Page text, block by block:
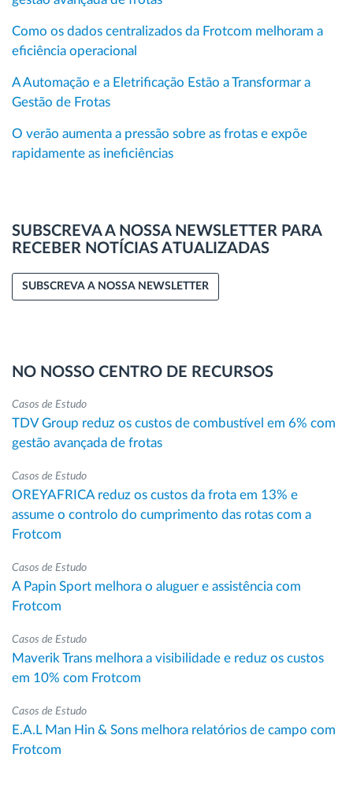
Como os dados centralizados da Frotcom melhoram a
eficiência operacional
A Automação e a Eletrificação Estão a Transformar a
Gestão de Frotas
O verão aumenta a pressão sobre as frotas e expõe
rapidamente as ineficiências
SUBSCREVA A NOSSA NEWSLETTER PARA
RECEBER NOTÍCIAS ATUALIZADAS
SUBSCREVA A NOSSA NEWSLETTER
NO NOSSO CENTRO DE RECURSOS
Casos de Estudo
TDV Group reduz os custos de combustível em 6% com
gestão avançada de frotas
Casos de Estudo
OREYAFRICA reduz os custos da frota em 13% e
assume o controlo do cumprimento das rotas com a
Frotcom
Casos de Estudo
A Papin Sport melhora o aluguer e assistência com
Frotcom
Casos de Estudo
Maverik Trans melhora a visibilidade e reduz os custos
em 10% com Frotcom
Casos de Estudo
E.A.L Man Hin & Sons melhora relatórios de campo com
Frotcom